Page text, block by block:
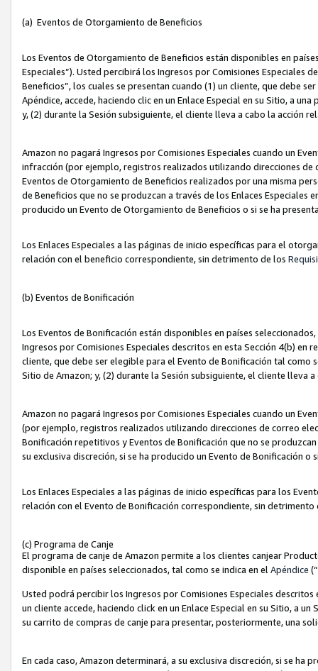
(a) Eventos de Otorgamiento de Beneficios
Los Eventos de Otorgamiento de Beneficios están disponibles en
Especiales”). Usted percibirá los Ingresos por Comisiones Especiales
Beneficios”, los cuales se presentan cuando (1) un cliente, que debe
Apéndice, accede, haciendo clic en un Enlace Especial en su Sitio, a
y, (2) durante la Sesión subsiguiente, el cliente lleva a cabo la acción
Amazon no pagará Ingresos por Comisiones Especiales cuando un
infracción (por ejemplo, registros realizados utilizando direcciones
Eventos de Otorgamiento de Beneficios realizados por una misma
de Beneficios que no se produzcan a través de los Enlaces Especiales
producido un Evento de Otorgamiento de Beneficios o si se ha
Los Enlaces Especiales a las páginas de inicio específicas para el
relación con el beneficio correspondiente, sin detrimento de los
(b) Eventos de Bonificación
Los Eventos de Bonificación están disponibles en países
Ingresos por Comisiones Especiales descritos en esta Sección 4(b) en
cliente, que debe ser elegible para el Evento de Bonificación tal como
Sitio de Amazon; y, (2) durante la Sesión subsiguiente, el cliente lleva
Amazon no pagará Ingresos por Comisiones Especiales cuando un
(por ejemplo, registros realizados utilizando direcciones de correo
Bonificación repetitivos y Eventos de Bonificación que no se
su exclusiva discreción, si se ha producido un Evento de Bonificación
Los Enlaces Especiales a las páginas de inicio específicas para los
relación con el Evento de Bonificación correspondiente, sin
(c) Programa de Canje
El programa de canje de Amazon permite a los clientes canjear
disponible en países seleccionados, tal como se indica en el Apéndice
Usted podrá percibir los Ingresos por Comisiones Especiales
un cliente accede, haciendo click en un Enlace Especial en su Sitio, a
su carrito de compras de canje para presentar, posteriormente, una
En cada caso, Amazon determinará, a su exclusiva discreción, si se